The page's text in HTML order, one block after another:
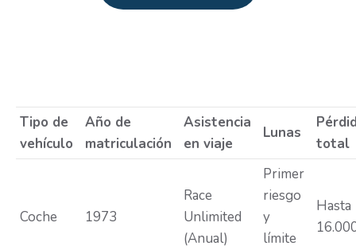
Tipo de
vehículo
Año de
matriculación
Asistencia
en viaje
Lunas
total
Coche 1973
Race
Unlimited
(Anual)
Primer
riesgo
y
límite
Hasta